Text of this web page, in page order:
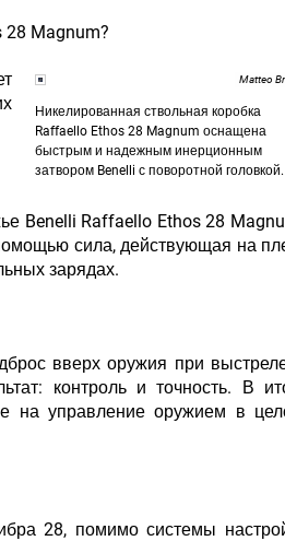
28 Magnum?
Matteo
Никелированная ствольная коробка
Raffaello Ethos 28 Magnum оснащена
быстрым и надежным инерционным
затвором Benelli с поворотной головкой.
Benelli Raffaello Ethos 28
сила, действующая на
зарядах.
вверх оружия при
контроль и точность. В
на управление оружием в
28, помимо системы